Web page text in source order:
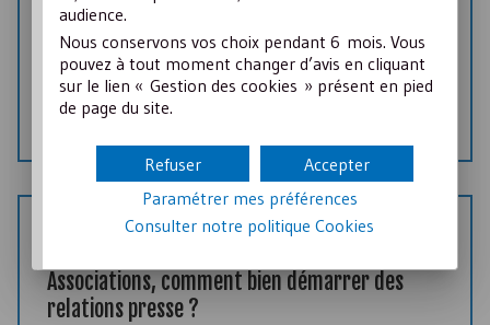
Les conseils d'un expert pour se protéger contre les
attaques informatiques concernant le site web , les
réseaux sociaux des associations.
Télécharger
18 Octobre 2021
Associations, comment bien démarrer des
relations presse ?
audience.
Nous conservons vos choix pendant 6 mois. Vous
pouvez à tout moment changer d’avis en cliquant
sur le lien « Gestion des cookies » présent en pied
de page du site.
Accepter
Refuser
Paramétrer mes préférences
Consulter notre politiqueCookies